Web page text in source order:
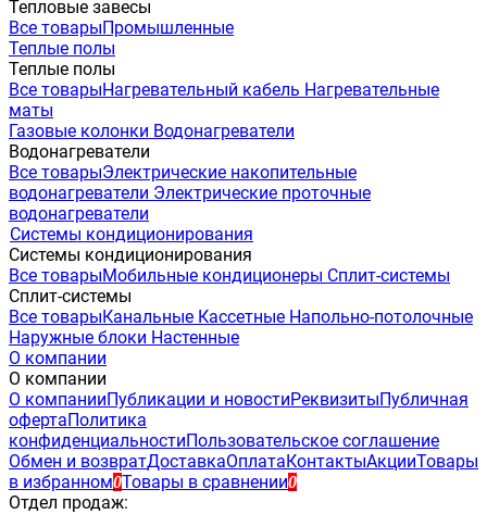
Тепловые завесы
Все товарыПромышленные
Теплые полы
Теплые полы
Все товарыНагревательный кабель Нагревательные
маты
Газовые колонки Водонагреватели
Водонагреватели
Все товарыЭлектрические накопительные
водонагреватели Электрические проточные
водонагреватели
Системы кондиционирования
Системы кондиционирования
Все товарыМобильные кондиционеры Сплит-системы
Сплит-системы
Все товарыКанальные Кассетные Напольно-потолочные
Наружные блоки Настенные
О компании
О компании
О компанииПубликации и новостиРеквизитыПубличная
офертаПолитика
конфиденциальностиПользовательское соглашение
Обмен и возвратДоставкаОплатаКонтактыАкцииТовары
в избранном0Товары в сравнении0
Отдел продаж: